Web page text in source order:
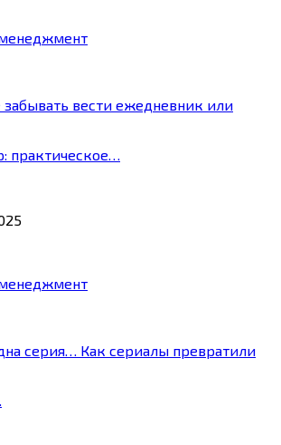
забывать вести ежедневник или
практическое…
серия… Как сериалы превратили